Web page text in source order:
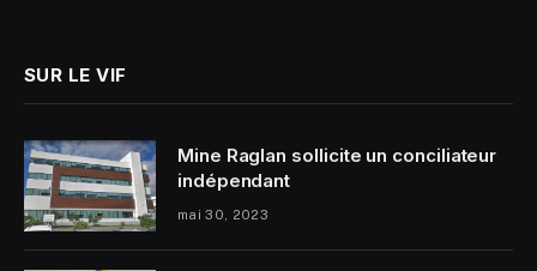
SUR LE VIF
Mine Raglan sollicite un conciliateur
indépendant
mai 30, 2023